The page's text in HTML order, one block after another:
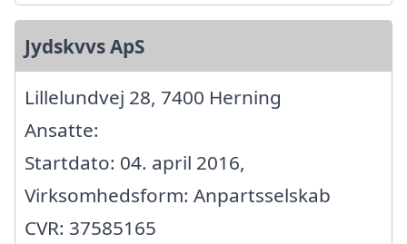
Jydskvvs ApS
Lillelundvej 28, 7400 Herning
Ansatte:
Startdato: 04. april 2016,
Virksomhedsform: Anpartsselskab
CVR: 37585165